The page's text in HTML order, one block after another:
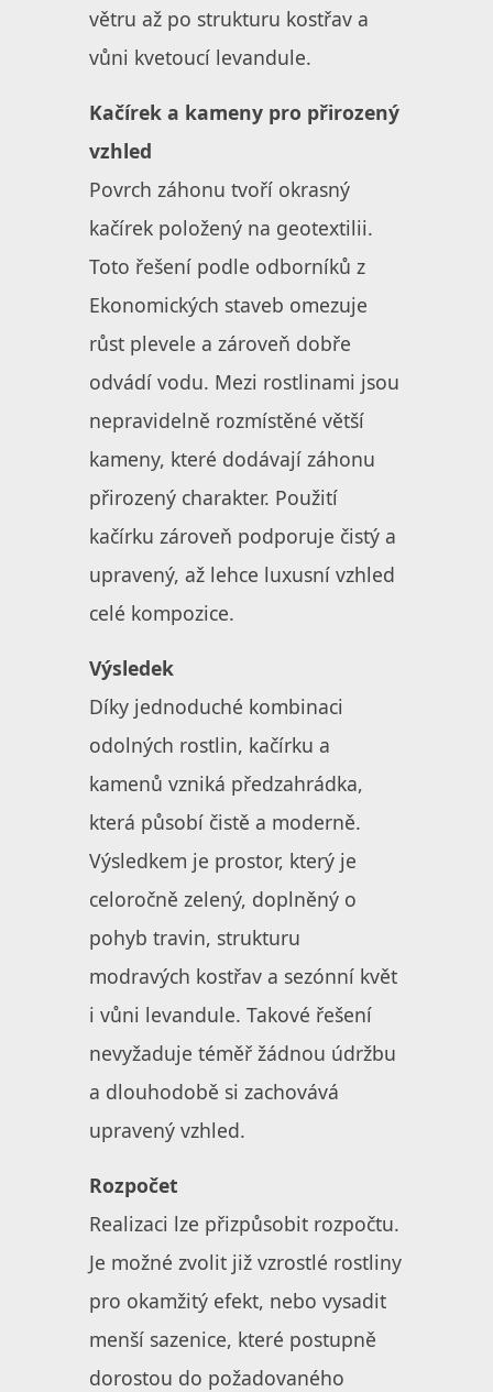
větru až po strukturu kostřav a
vůni kvetoucí levandule.
Kačírek a kameny pro přirozený
vzhled
Povrch záhonu tvoří okrasný
kačírek položený na geotextilii.
Toto řešení podle odborníků z
Ekonomických staveb omezuje
růst plevele a zároveň dobře
odvádí vodu. Mezi rostlinami jsou
nepravidelně rozmístěné větší
kameny, které dodávají záhonu
přirozený charakter. Použití
kačírku zároveň podporuje čistý a
upravený, až lehce luxusní vzhled
celé kompozice.
Výsledek
Díky jednoduché kombinaci
odolných rostlin, kačírku a
kamenů vzniká předzahrádka,
která působí čistě a moderně.
Výsledkem je prostor, který je
celoročně zelený, doplněný o
pohyb travin, strukturu
modravých kostřav a sezónní květ
i vůni levandule. Takové řešení
nevyžaduje téměř žádnou údržbu
a dlouhodobě si zachovává
upravený vzhled.
Rozpočet
Realizaci lze přizpůsobit rozpočtu.
Je možné zvolit již vzrostlé rostliny
pro okamžitý efekt, nebo vysadit
menší sazenice, které postupně
dorostou do požadovaného